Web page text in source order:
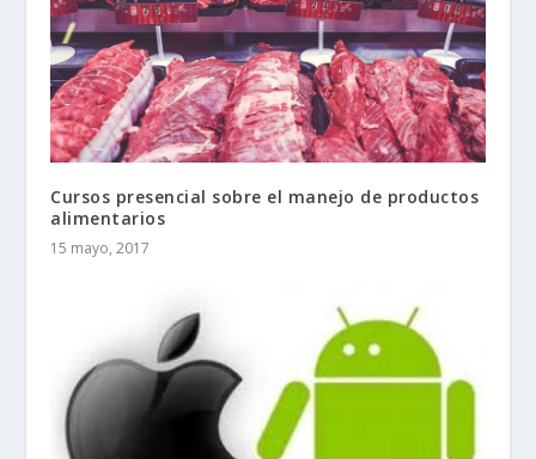
Cursos presencial sobre el manejo de productos
alimentarios
15 mayo, 2017